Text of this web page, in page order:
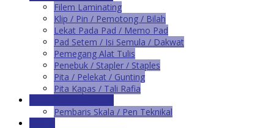
Filem Laminating
Klip / Pin / Pemotong / Bilah
Lekat Pada Pad / Memo Pad
Pad Setem / Isi Semula / Dakwat
Pemegang Alat Tulis
Penebuk / Stapler / Staples
Pita / Pelekat / Gunting
Pita Kapas / Tali Rafia
Pembaris Skala / Pen Teknikal